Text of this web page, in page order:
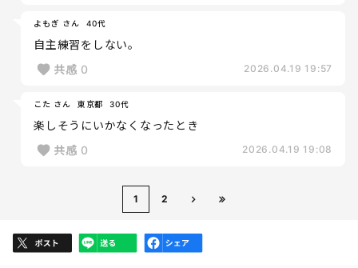
よもぎ さん 40代
自主練習をしない。
共感 0 2026.04.19 19:57
こた さん 東京都 30代
楽しそうにいかなくなったとき
共感 0 2026.04.19 19:08
1 2